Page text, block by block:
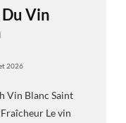
Du Vin
2026
Vin Blanc Saint
Fraîcheur Le vin